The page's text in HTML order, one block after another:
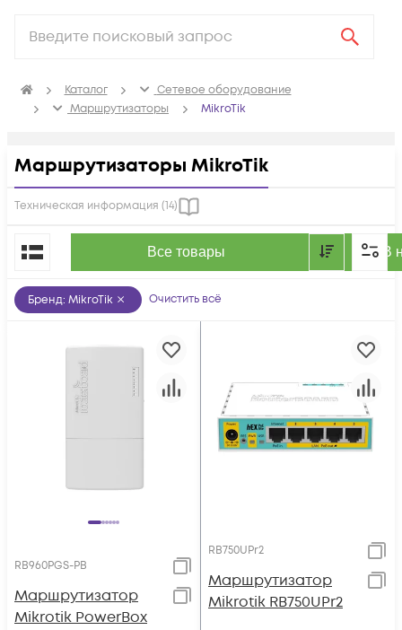
Каталог
Сетевое оборудование
Маршрутизаторы
MikroTik
Маршрутизаторы MikroTik
Техническая информация (14)
Все товары В
По популярности
Бренд: MikroTik Очистить всё
RB960PGS-PB
Маршрутизатор
Mikrotik PowerBox
RB750UPr2
Маршрутизатор
Mikrotik RB750UPr2